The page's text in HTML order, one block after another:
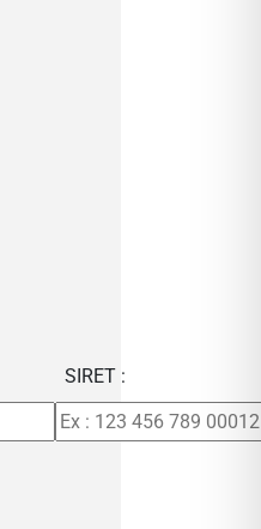
SIRET :